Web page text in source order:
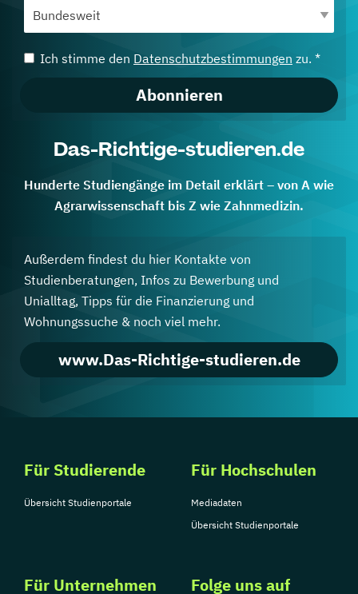
Ich stimme den Datenschutzbestimmungen zu. *
Abonnieren
Das-Richtige-studieren.de
Hunderte Studiengänge im Detail erklärt – von A wie
Agrarwissenschaft bis Z wie Zahnmedizin.
Außerdem findest du hier Kontakte von
Studienberatungen, Infos zu Bewerbung und
Unialltag, Tipps für die Finanzierung und
Wohnungssuche & noch viel mehr.
www.Das-Richtige-studieren.de
Für Studierende
Übersicht Studienportale
Für Hochschulen
Mediadaten
Übersicht Studienportale
Für Unternehmen Folge uns auf